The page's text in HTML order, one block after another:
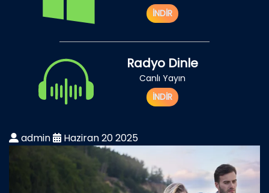
İNDİR
Radyo Dinle
Canlı Yayın
İNDİR
admin Haziran 20 2025